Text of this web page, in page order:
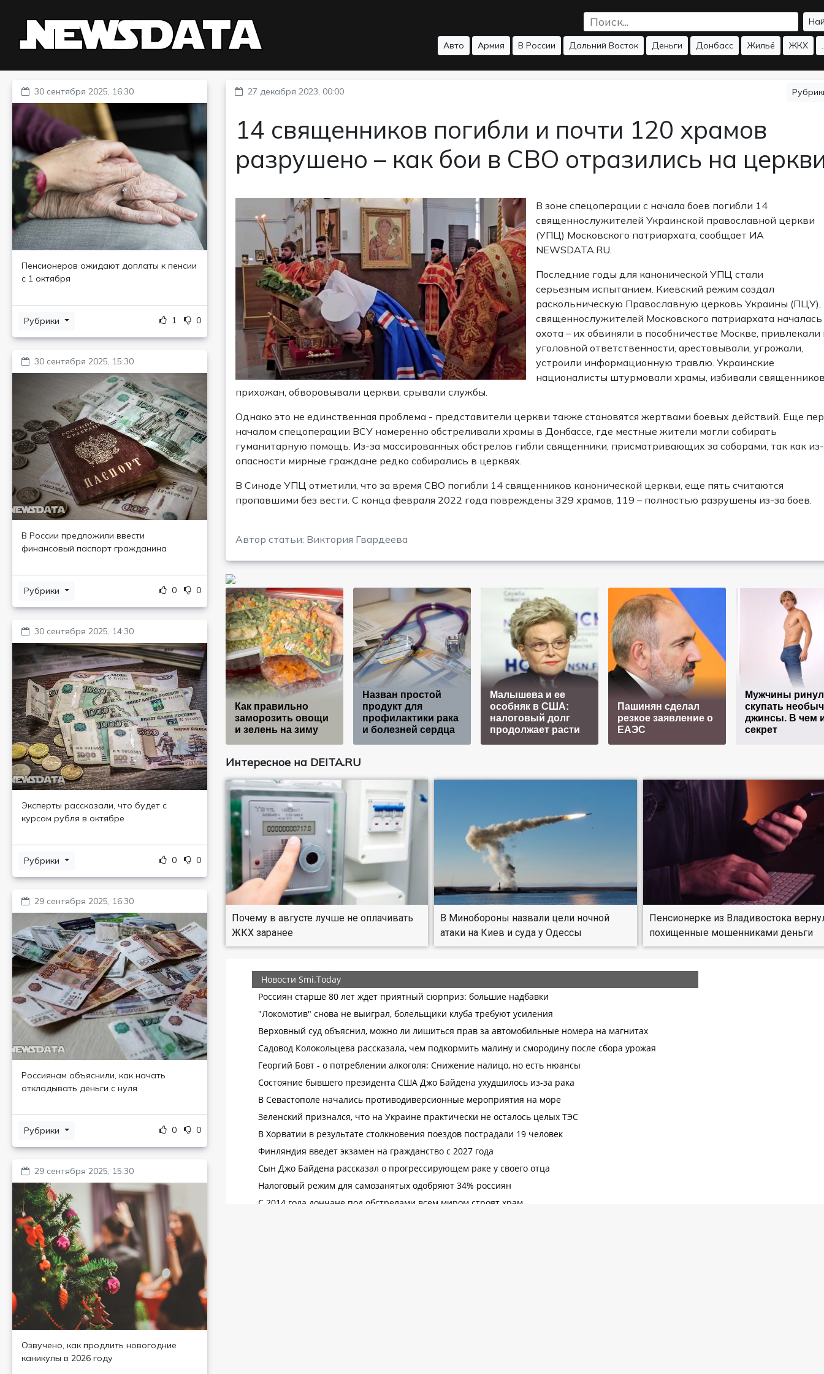
Авто Армия В России Дальний Восток Деньги Донбасс Жильё ЖКХ
30 сентября 2025, 16:30
Пенсионеров ожидают доплаты к пенсии
с 1 октября
Рубрики 1 0
30 сентября 2025, 15:30
В России предложили ввести
финансовый паспорт гражданина
Рубрики 0 0
30 сентября 2025, 14:30
Эксперты рассказали, что будет с
курсом рубля в октябре
Рубрики 0 0
29 сентября 2025, 16:30
Россиянам объяснили, как начать
откладывать деньги с нуля
Рубрики 0 0
29 сентября 2025, 15:30
Озвучено, как продлить новогодние
каникулы в 2026 году
27 декабря 2023, 00:00
14 священников погибли и почти 120 храмов
разрушено – как бои в СВО отразились на
В зоне спецоперации с начала боев погибли 14
священнослужителей Украинской православной церкви
(УПЦ) Московского патриархата, сообщает ИА
NEWSDATA.RU.
Последние годы для канонической УПЦ стали
серьезным испытанием. Киевский режим создал
раскольническую Православную церковь Украины (ПЦУ),
священнослужителей Московского патриархата началась
охота – их обвиняли в пособничестве Москве, привлекали
уголовной ответственности, арестовывали, угрожали,
устроили информационную травлю. Украинские
националисты штурмовали храмы, избивали
прихожан, обворовывали церкви, срывали службы.
Однако это не единственная проблема - представители церкви также становятся жертвами боевых действий. Еще
началом спецоперации ВСУ намеренно обстреливали храмы в Донбассе, где местные жители могли собирать
гуманитарную помощь. Из-за массированных обстрелов гибли священники, присматривающих за соборами, так как
опасности мирные граждане редко собирались в церквях.
В Синоде УПЦ отметили, что за время СВО погибли 14 священников канонической церкви, еще пять считаются
пропавшими без вести. С конца февраля 2022 года повреждены 329 храмов, 119 – полностью разрушены из-за боев.
Автор статьи: Виктория Гвардеева
Как правильно
заморозить овощи
и зелень на зиму
Назван простой
продукт для
профилактики рака
и болезней сердца
Малышева и ее
особняк в США:
налоговый долг
продолжает расти
Пашинян сделал
резкое заявление о
ЕАЭС
Мужчины
скупать
джинсы. В чем
секрет
Интересное на DEITA.RU
Почему в августе лучше не оплачивать
ЖКХ заранее
В Минобороны назвали цели ночной
атаки на Киев и суда у Одессы
Пенсионерке из Владивостока
похищенные мошенниками деньги